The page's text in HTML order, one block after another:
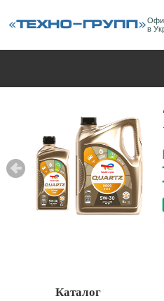
в
Каталог